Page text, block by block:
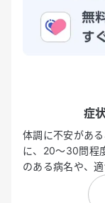
症
体調に不安があ
に、20〜30問程
のある病名や、